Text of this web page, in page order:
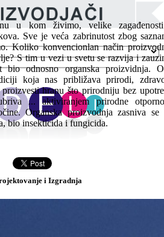
u kom živimo, velike
Sve je veća zabrinutost zbog
Koliko konvencionlan način
S tim u vezi u svetu se razvija i
bio odnosno organska proizvidnja.
koja nas približava prirodi,
hranu što prirodniju bez
... aktiviranjem prirodne
Organska proizvodnja zasniva se
bio insekticida i fungicida.
i Izgradnja